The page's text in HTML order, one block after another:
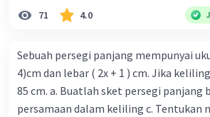
71 4.0
Sebuah persegi panjang mempunyai
4)cm dan lebar ( 2x + 1 ) cm. Jika
85 cm. a. Buatlah sket persegi panjang
persamaan dalam keliling c. Tentukan